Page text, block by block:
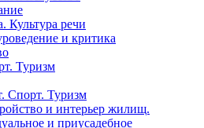
Культура речи
и критика
Туризм
Спорт. Туризм
и интерьер жилищ.
и приусадебное